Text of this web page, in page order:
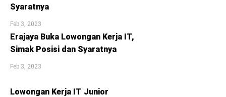
Syaratnya
Feb 3, 2023
Erajaya Buka Lowongan Kerja IT,
Simak Posisi dan Syaratnya
Feb 3, 2023
Lowongan Kerja IT Junior